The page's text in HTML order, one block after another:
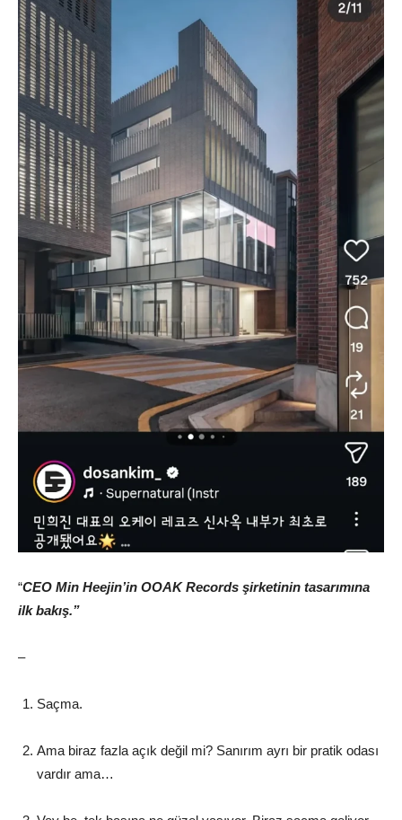
“CEO Min Heejin’in OOAK Records şirketinin tasarımına
ilk bakış.”
–
Saçma.
Ama biraz fazla açık değil mi? Sanırım ayrı bir pratik odası
vardır ama…